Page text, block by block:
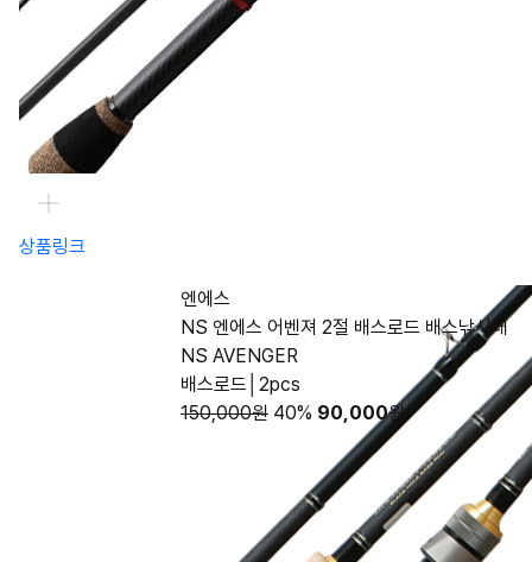
상품링크
엔에스
NS 엔에스 어벤져 2절 배스로드 배스낚시대
NS AVENGER
배스로드│2pcs
150,000원 40% 90,000원